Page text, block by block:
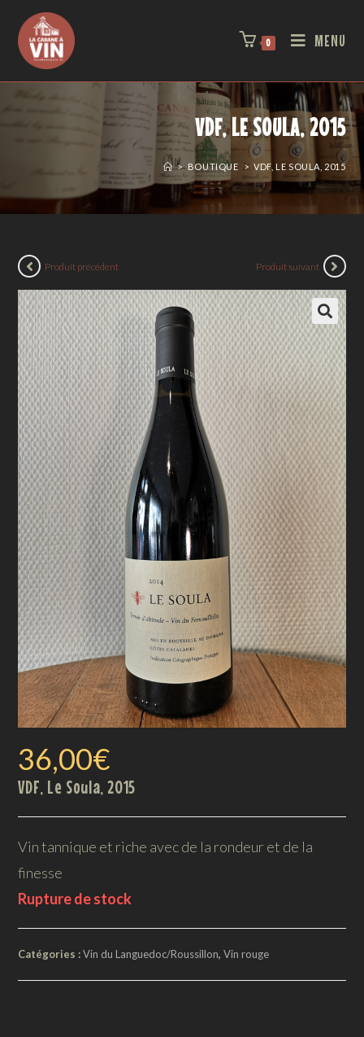
0 MENU
VDF, LE SOULA, 2015
> BOUTIQUE > VDF, LE SOULA, 2015
Produit précédent Produit suivant
36,00€
VDF, Le Soula, 2015
Vin tannique et riche avec de la rondeur et de la
finesse
Rupture de stock
Catégories :Vin du Languedoc/Roussillon,Vin rouge